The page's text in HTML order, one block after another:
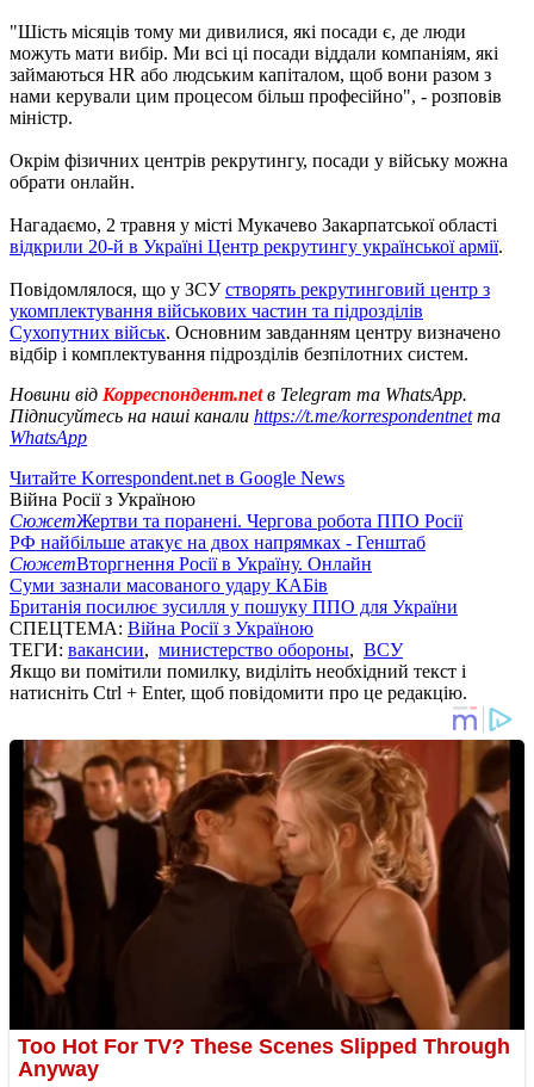
"Шість місяців тому ми дивилися, які посади є, де люди
можуть мати вибір. Ми всі ці посади віддали компаніям, які
займаються HR або людським капіталом, щоб вони разом з
нами керували цим процесом більш професійно", - розповів
міністр.
Окрім фізичних центрів рекрутингу, посади у війську можна
обрати онлайн.
Нагадаємо, 2 травня у місті Мукачево Закарпатської області
відкрили 20-й в Україні Центр рекрутингу української армії.
Повідомлялося, що у ЗСУстворять рекрутинговий центр з
укомплектування військових частин та підрозділів
Сухопутних військ. Основним завданням центру визначено
відбір і комплектування підрозділів безпілотних систем.
Новини від Корреспондент.netв Telegram та WhatsApp.
Підписуйтесь на наші канали https://t.me/korrespondentnetта
WhatsApp
Читайте Korrespondent.net в Google News
Війна Росії з Україною
СюжетЖертви та поранені. Чергова робота ППО Росії
РФ найбільше атакує на двох напрямках - Генштаб
СюжетВторгнення Росії в Україну. Онлайн
Суми зазнали масованого удару КАБів
Британія посилює зусилля у пошуку ППО для України
СПЕЦТЕМА: Війна Росії з Україною
ТЕГИ: вакансии, министерство обороны, ВСУ
Якщо ви помітили помилку, виділіть необхідний текст і
натисніть Ctrl + Enter, щоб повідомити про це редакцію.